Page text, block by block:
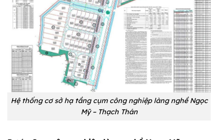
Hệ thống cơ sở hạ tầng cụm công nghiệp làng nghề Ngọc
Mỹ – Thạch Thán